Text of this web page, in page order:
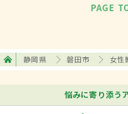
PAGE
静岡県 磐田市 女性
悩みに寄り添う